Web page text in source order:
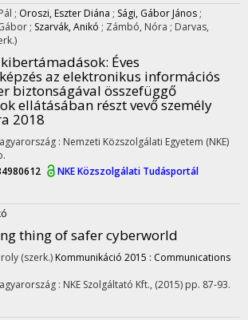
; Oroszi, Eszter Diána ; Sági, Gábor János ;
; Szarvák, Anikó ; Zámbó, Nóra ; Darvas,
: Éves
az elektronikus információs
biztonságával összefüggő
ellátásában részt vevő személy
2018
: Nemzeti Közszolgálati Egyetem (NKE)
NKE Közszolgálati Tudásportál
thing of safer cyberworld
(szerk.) Kommunikáció 2015 : Communications
: NKE Szolgáltató Kft., (2015) pp. 87-93.